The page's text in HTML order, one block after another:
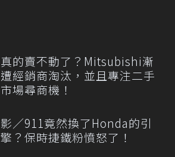
真的賣不動了？Mitsubishi漸
遭經銷商淘汰，並且專注二手
市場尋商機！
影／911竟然換了Honda的引
擎？保時捷鐵粉憤怒了！